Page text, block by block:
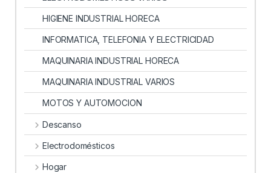
HIGIENE INDUSTRIAL HORECA
INFORMATICA, TELEFONIA Y ELECTRICIDAD
MAQUINARIA INDUSTRIAL HORECA
MAQUINARIA INDUSTRIAL VARIOS
MOTOS Y AUTOMOCION
Descanso
Electrodomésticos
Hogar